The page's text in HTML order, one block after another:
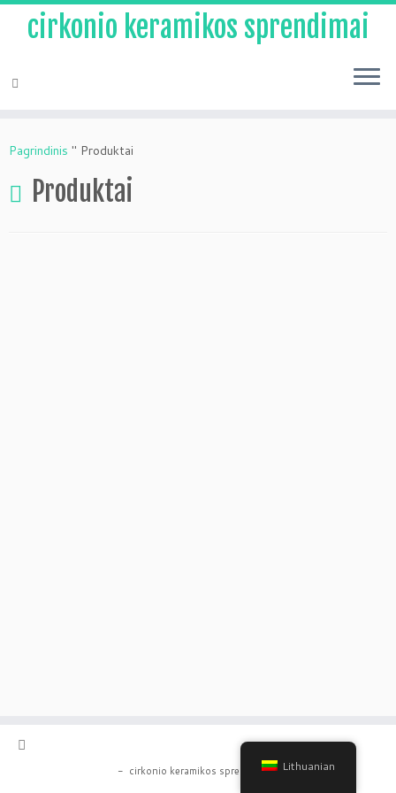
prie
cirkonio keramikos sprendimai
Pagrindinis " Produktai
Produktai
- cirkonio keramikos sprendimai- Lithuanian